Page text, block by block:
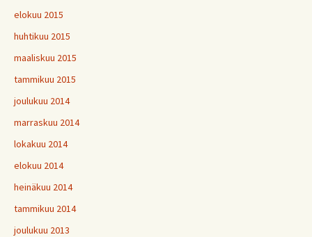
elokuu 2015
huhtikuu 2015
maaliskuu 2015
tammikuu 2015
joulukuu 2014
marraskuu 2014
lokakuu 2014
elokuu 2014
heinäkuu 2014
tammikuu 2014
joulukuu 2013